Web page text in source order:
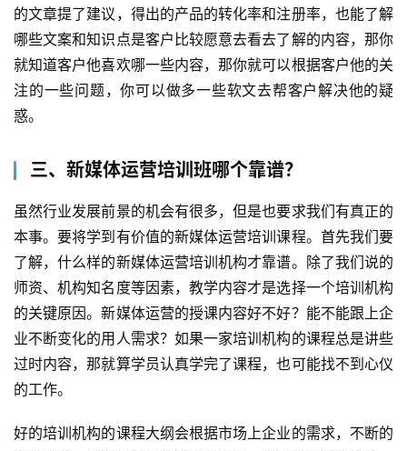
的文章提了建议，得出的产品的转化率和注册率，也能了解
哪些文案和知识点是客户比较愿意去看去了解的内容，那你
就知道客户他喜欢哪一些内容，那你就可以根据客户他的关
注的一些问题，你可以做多一些软文去帮客户解决他的疑
惑。
三、新媒体运营培训班哪个靠谱？
虽然行业发展前景的机会有很多，但是也要求我们有真正的
本事。要将学到有价值的新媒体运营培训课程。首先我们要
了解，什么样的新媒体运营培训机构才靠谱。除了我们说的
师资、机构知名度等因素，教学内容才是选择一个培训机构
的关键原因。新媒体运营的授课内容好不好？能不能跟上企
业不断变化的用人需求？如果一家培训机构的课程总是讲些
过时内容，那就算学员认真学完了课程，也可能找不到心仪
的工作。
好的培训机构的课程大纲会根据市场上企业的需求，不断的